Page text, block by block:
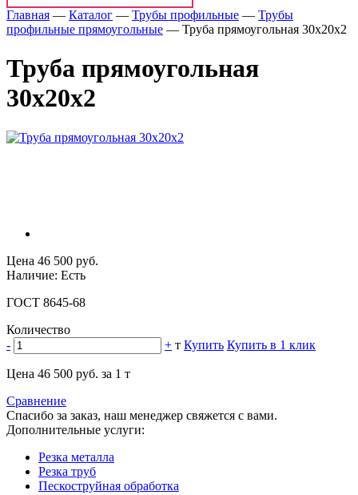
Главная — Каталог — Трубы профильные — Трубы
профильные прямоугольные — Труба прямоугольная 30x20x2
Труба прямоугольная
30x20x2
Цена 46 500 руб.
Наличие: Есть
ГОСТ 8645-68
Количество
-
+ т Купить Купить в 1 клик
Цена 46 500 руб. за 1 т
Сравнение
Спасибо за заказ, наш менеджер свяжется с вами.
Дополнительные услуги:
Резка металла
Резка труб
Пескоструйная обработка